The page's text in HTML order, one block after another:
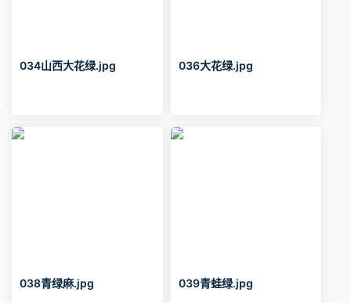
034山西大花绿.jpg 036大花绿.jpg
038青绿麻.jpg 039青蛙绿.jpg